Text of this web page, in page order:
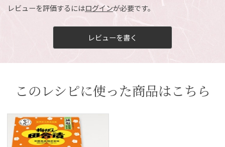
レビューを評価するにはログインが必要です。
レビューを書く
このレシピに使った商品はこちら